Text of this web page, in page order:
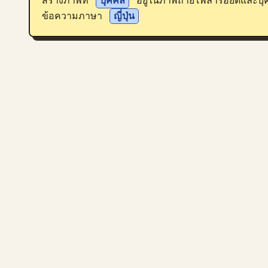
ข้อความภาษา
ญี่ปุ่น